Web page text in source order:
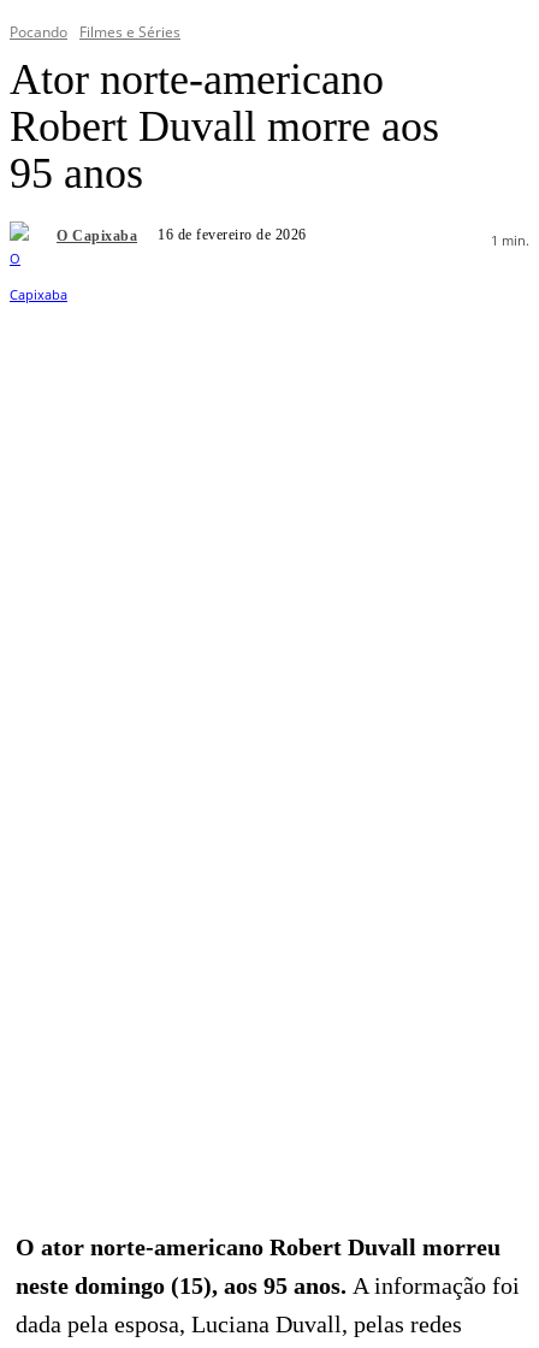
Pocando Filmes e Séries
Ator norte-americano
Robert Duvall morre aos
95 anos
O Capixaba 16 de fevereiro de 2026 1 min.
O ator norte-americano Robert Duvall morreu
neste domingo (15), aos 95 anos. A informação foi
dada pela esposa, Luciana Duvall, pelas redes